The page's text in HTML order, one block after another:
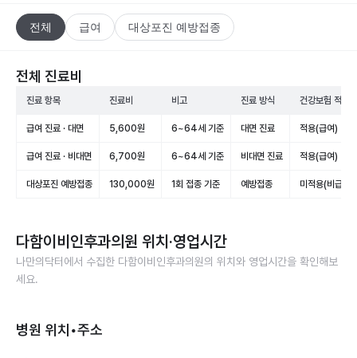
전체 급여 대상포진 예방접종
전체 진료비
진료 항목 진료비 비고 진료 방식 건강보험 적용
급여 진료 · 대면 5,600원 6~64세 기준 대면 진료 적용(급여)
급여 진료 · 비대면 6,700원 6~64세 기준 비대면 진료 적용(급여)
대상포진 예방접종 130,000원 1회 접종 기준 예방접종 미적용(비급여)
다함이비인후과의원 위치·영업시간
나만의닥터에서 수집한 다함이비인후과의원의 위치와 영업시간을 확인해보
세요.
병원 위치•주소